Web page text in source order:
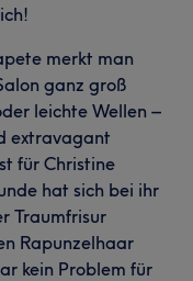
merkt man
ganz groß
leichte Wellen –
extravagant
für Christine
hat sich bei ihr
Traumfrisur
Rapunzelhaar
kein Problem für